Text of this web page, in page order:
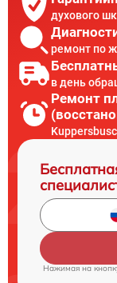
духового
ремонт по
в день
Ремонт
Нажимая на